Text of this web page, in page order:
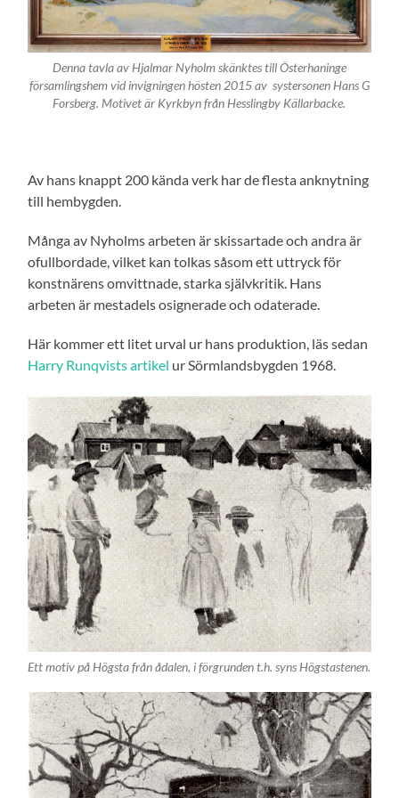
Denna tavla av Hjalmar Nyholm skänktes till Österhaninge
församlingshem vid invigningen hösten 2015 av systersonen Hans G
Forsberg. Motivet är Kyrkbyn från Hesslingby Källarbacke.
Av hans knappt 200 kända verk har de flesta anknytning
till hembygden.
Många av Nyholms arbeten är skissartade och andra är
ofullbordade, vilket kan tolkas såsom ett uttryck för
konstnärens omvittnade, starka självkritik. Hans
arbeten är mestadels osignerade och odaterade.
Här kommer ett litet urval ur hans produktion, läs sedan
Harry Runqvists artikel ur Sörmlandsbygden 1968.
Ett motiv på Högsta från ådalen, i förgrunden t.h. syns Högstastenen.